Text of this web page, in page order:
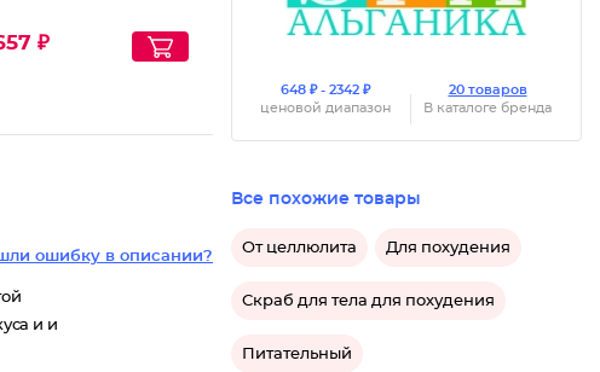
₽
ошибку в описании?
и и
648 ₽ - 2342 ₽
ценовой диапазон
20 товаров
В каталоге бренда
Все похожие товары
От целлюлита Для похудения
Скраб для тела для похудения
Питательный